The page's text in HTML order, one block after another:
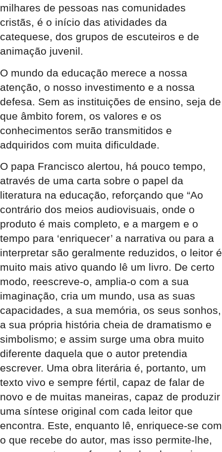
milhares de pessoas nas comunidades
cristãs, é o início das atividades da
catequese, dos grupos de escuteiros e de
animação juvenil.
O mundo da educação merece a nossa
atenção, o nosso investimento e a nossa
defesa. Sem as instituições de ensino, seja de
que âmbito forem, os valores e os
conhecimentos serão transmitidos e
adquiridos com muita dificuldade.
O papa Francisco alertou, há pouco tempo,
através de uma carta sobre o papel da
literatura na educação, reforçando que “Ao
contrário dos meios audiovisuais, onde o
produto é mais completo, e a margem e o
tempo para ‘enriquecer’ a narrativa ou para a
interpretar são geralmente reduzidos, o leitor é
muito mais ativo quando lê um livro. De certo
modo, reescreve-o, amplia-o com a sua
imaginação, cria um mundo, usa as suas
capacidades, a sua memória, os seus sonhos,
a sua própria história cheia de dramatismo e
simbolismo; e assim surge uma obra muito
diferente daquela que o autor pretendia
escrever. Uma obra literária é, portanto, um
texto vivo e sempre fértil, capaz de falar de
novo e de muitas maneiras, capaz de produzir
uma síntese original com cada leitor que
encontra. Este, enquanto lê, enriquece-se com
o que recebe do autor, mas isso permite-lhe,